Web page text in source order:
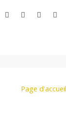
au
Page d'accueil